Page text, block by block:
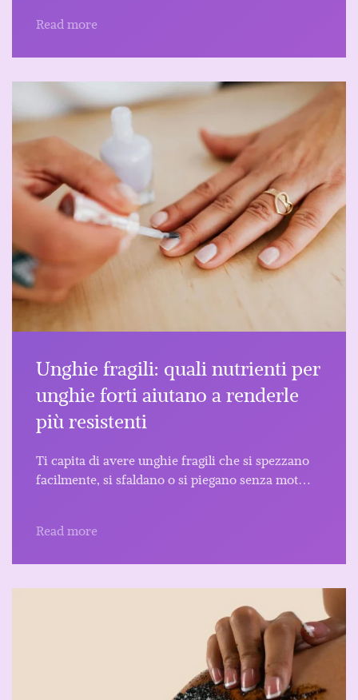
Read more
Unghie fragili: quali nutrienti per
unghie forti aiutano a renderle
più resistenti
Ti capita di avere unghie fragili che si spezzano
facilmente, si sfaldano o si piegano senza mot…
Read more